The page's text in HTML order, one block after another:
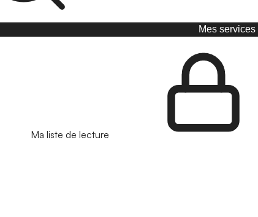
Mes services
Ma liste de lecture